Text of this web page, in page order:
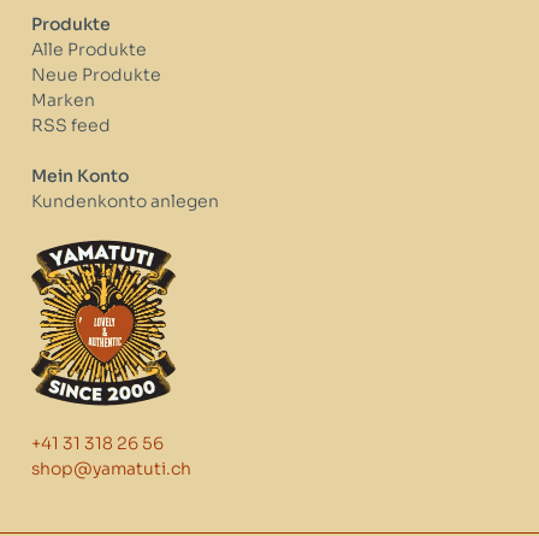
Produkte
Alle Produkte
Neue Produkte
Marken
RSS feed
Mein Konto
Kundenkonto anlegen
+41 31 318 26 56
shop@yamatuti.ch